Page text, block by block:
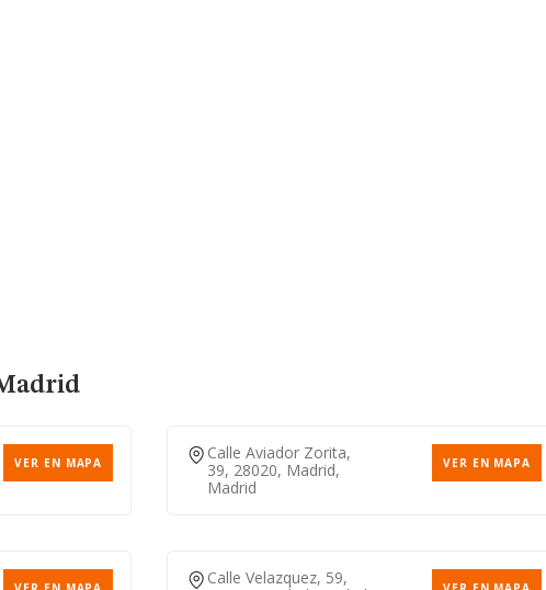
VER EN MAPA
Calle Aviador Zorita,
39, 28020, Madrid,
Madrid
VER EN MAPA
Calle Velazquez, 59,